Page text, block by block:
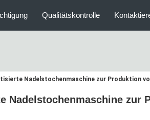
Qualitätskontrolle
Nadelstochenmaschine zur Produktion
Nadelstochenmaschine zur